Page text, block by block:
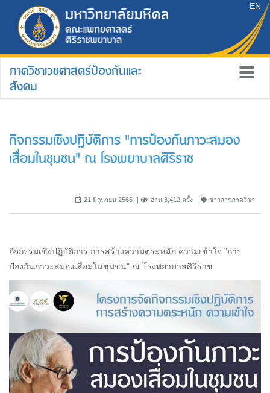
EN
ภาควิชาเวชศาสตร์ป้องกันและ
สังคม
กิจกรรมเชิงปฏิบัติการ "การป้องกันภาวะสมอง
เสื่อมในชุมชน" ณ โรงพยาบาลศิริราช
21 มิถุนายน 2566 อ่าน 3,412 ครั้ง ข่าวสารภาควิชา
กิจกรรมเชิงปฏิบัติการ การสร้างความตระหนัก ความเข้าใจ "การ
ป้องกันภาวะสมองเสื่อมในชุมชน" ณ โรงพยาบาลศิริราช